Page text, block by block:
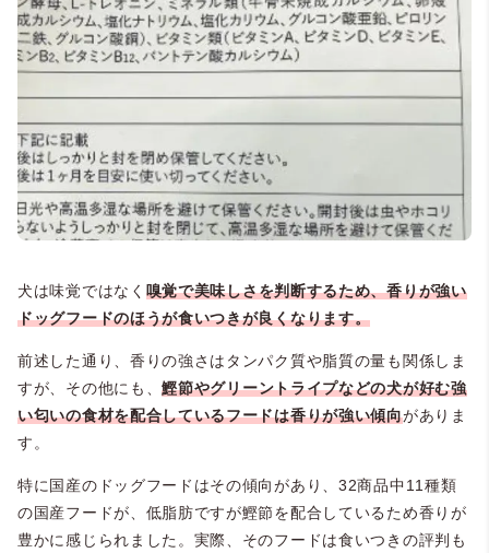
犬は味覚ではなく 嗅覚で美味しさを判断するため、香りが強い
ドッグフードのほうが食いつきが良くなります。
前述した通り、香りの強さはタンパク質や脂質の量も関係しま
すが、その他にも、鰹節やグリーントライプなどの犬が好む強
い匂いの食材を配合しているフードは香りが強い傾向がありま
す。
特に国産のドッグフードはその傾向があり、32商品中11種類
の国産フードが、低脂肪ですが鰹節を配合しているため香りが
豊かに感じられました。実際、そのフードは食いつきの評判も